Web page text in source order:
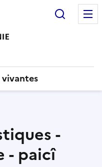
vivantes
-
- paicî